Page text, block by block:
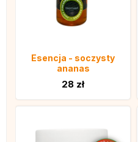
Esencja - soczysty
ananas
28 zł